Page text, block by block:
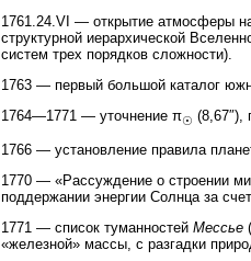
1761.24.VI — открытие атмосферы
структурной иерархической
систем трех порядков сложности).
1763 — первый большой каталог
1764—1771 — уточнение π☉ (8,67″),
1766 — установление правила
1770 — «Рассуждение о строении
поддержании энергии Солнца за
1771 — список туманностей Мессье
«железной» массы, с разгадки